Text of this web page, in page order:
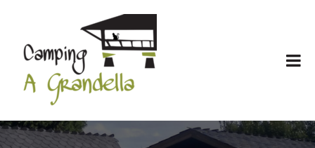
Camping
Agrandella
Camping
en
Asturias
encanto